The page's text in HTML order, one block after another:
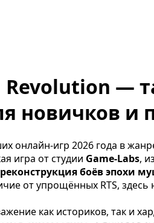
—
новичков и
онлайн-игр 2026 года в
игра от студии Game-Labs,
боёв эпохи
от упрощённых RTS,
как историков, так и